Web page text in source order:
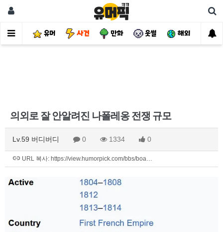
유머 사건 만화 웃썰 해외 핫
의외로 잘 안알려진 나폴레옹 전쟁 규모
Lv.59 버디버디 0 1334 0
URL 복사: https://view.humorpick.com/bbs/boa…